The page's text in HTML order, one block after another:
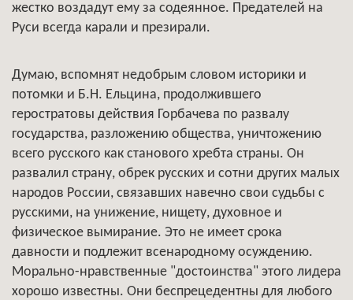
жестко воздадут ему за содеянное. Предателей на
Руси всегда карали и презирали.
Думаю, вспомнят недобрым словом историки и
потомки и Б.Н. Ельцина, продолжившего
геростратовы действия Горбачева по развалу
государства, разложению общества, уничтожению
всего русского как станового хребта страны. Он
развалил страну, обрек русских и сотни других малых
народов России, связавших навечно свои судьбы с
русскими, на унижение, нищету, духовное и
физическое вымирание. Это не имеет срока
давности и подлежит всенародному осуждению.
Морально-нравственные "достоинства" этого лидера
хорошо известны. Они беспрецедентны для любого